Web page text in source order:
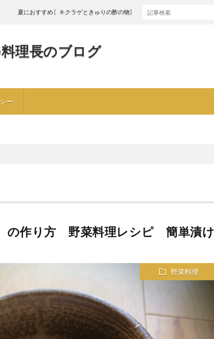
理長のブログ
ー
夏におすすめ〖キクラゲときゅりの酢の物〗
の作り方 野菜料理レシピ 簡単漬け
野菜料理